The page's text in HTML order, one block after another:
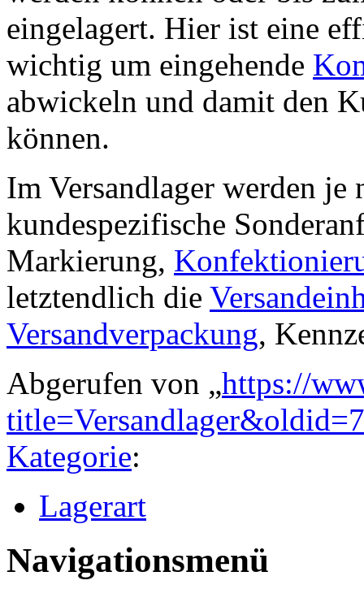
eingelagert. Hier ist eine
wichtig um eingehende
abwickeln und damit den
können.
Im Versandlager werden je
kundespezifische
Markierung,
letztendlich die
Versandverpackung,
Abgerufen von „https://
Kategorie:
Lagerart
Navigationsmenü